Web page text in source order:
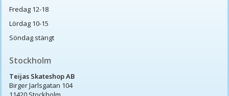
Fredag 12-18
Lördag 10-15
Söndag stängt
Stockholm
Teijas Skateshop AB
Birger Jarlsgatan 104